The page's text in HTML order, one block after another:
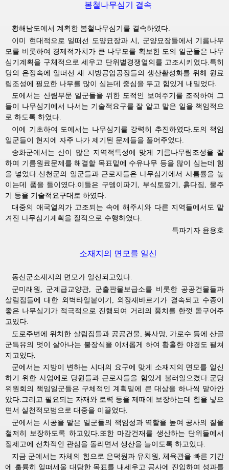
봄철나무심기 결속
황해남도에서 계획한 봄철나무심기를 결속하였다.
이미 현대적으로 일떠선 도양묘장과 시, 군양묘장들에서 기름나무
모를 비롯하여 경제적가치가 큰 나무모를 확보한 도의 일군들은 나무
심기계획을 구체적으로 세우고 단위별경쟁열의를 고조시키였다.특히
당의 은정속에 일떠선 새 지방공업공장들의 생산활성화를 위해 원료
림조성에 필요한 나무를 많이 심는데 중심을 두고 힘있게 내밀었다.
도에서는 산림부문 일군들을 위한 도적인 보여주기를 조직하여 그
들이 나무심기에서 나서는 기술적요구를 잘 알고 맡은 일을 책임적으
로 하도록 하였다.
이에 기초하여 도에서는 나무심기를 강력히 추진하였다.도의 책임
일군들이 현지에 자주 나가 제기된 문제들을 풀어주었다.
송화군에서는 산이 많은 지역적특성에 맞게 기름나무림조성을 잘
하여 기름원료문제를 해결할 목표밑에 수유나무 등을 많이 심는데 힘
을 넣었다.신천군의 일군들과 근로자들은 나무심기에서 사름률을 높
이는데 품을 들이였다.이들은 구뎅이파기, 부식토깔기, 흙다짐, 물주
기 등을 기술적요구대로 하였다.
대중의 애국열의가 고조되는 속에 해주시와 다른 지역들에서도 맡
겨진 나무심기계획을 질적으로 수행하였다.
특파기자 윤용호
소재지의 면모를 일신
동신군소재지의 면모가 일신되고있다.
군미래원, 군계급교양관, 군출판물보급소를 비롯한 공공건물들과
살림집들에 대한 외벽타일붙이기, 외장재바르기가 결속되고 수종이
좋은 나무심기가 적극적으로 진행되여 거리의 풍치를 한껏 돋구어주
고있다.
도로주변에 위치한 살림집들과 공공건물, 봉사망, 가로수 등에 산골
군특유의 멋이 살아나는 불장식을 이채롭게 하여 황홀한 야경도 펼쳐
지고있다.
군에서는 지방이 변하는 시대의 요구에 맞게 소재지의 면모를 일신
하기 위한 사업에로 당원들과 근로자들을 힘있게 불러일으켰다.군당
위원회의 책임일군들은 구체적인 계획밑에 큰 대상을 하나씩 맡아안
았다.그리고 필요되는 자재와 로력 등을 제때에 보장하는데 힘을 넣으
면서 실천적모범으로 대중을 이끌었다.
군에서는 시공을 맡은 일군들의 책임성과 역할을 높여 공사의 질을
철저히 보장하도록 하고있다.또한 마감건재를 생산하는 단위들에서
질제고에 선차적인 관심을 돌리면서 생산을 늘이도록 하고있다.
지금 군에서는 자체의 힘으로 은덕원과 유치원, 체육관을 빠른 기간
에 훌륭히 일떠세울 대담한 목표를 내세우고 공사에 진입하여 성과를